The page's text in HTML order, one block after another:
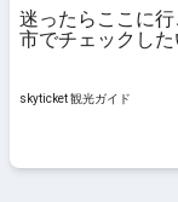
迷ったらここに
市でチェックし
skyticket 観光ガイド